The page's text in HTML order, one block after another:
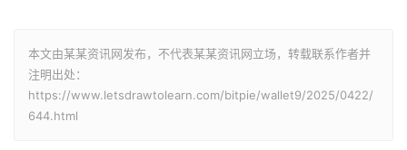
本文由某某资讯网发布，不代表某某资讯网立场，转载联系作者并
注明出处：
https://www.letsdrawtolearn.com/bitpie/wallet9/2025/0422/
644.html